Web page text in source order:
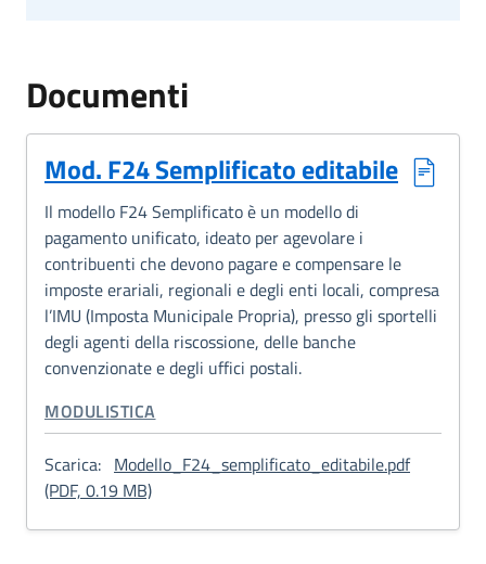
Documenti
Mod. F24 Semplificato editabile
Il modello F24 Semplificato è un modello di
pagamento unificato, ideato per agevolare i
contribuenti che devono pagare e compensare le
imposte erariali, regionali e degli enti locali, compresa
l’IMU (Imposta Municipale Propria), presso gli sportelli
degli agenti della riscossione, delle banche
convenzionate e degli uffici postali.
CATEGORIA CORRELATA:
MODULISTICA
Scarica: Modello_F24_semplificato_editabile.pdf
(PDF, 0.19 MB): Mod. F24 Semplificato editabile